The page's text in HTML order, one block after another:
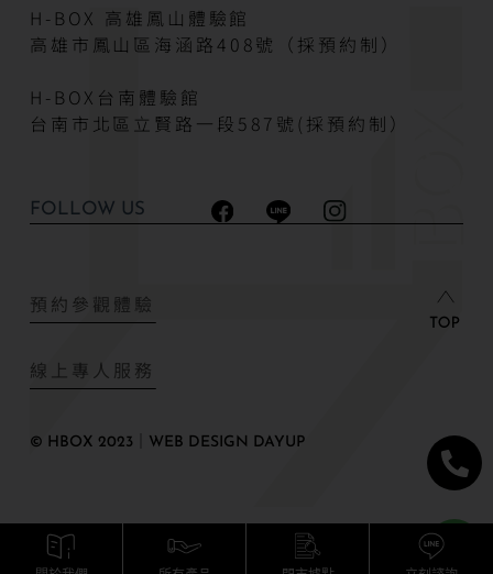
H-BOX 高雄鳳山體驗館
高雄市鳳山區海涵路408號（採預約制）
H-BOX台南體驗館
台南市北區立賢路一段587號(採預約制）
FOLLOW US
預約參觀體驗
線上專人服務
© HBOX 2023｜WEB DESIGN DAYUP